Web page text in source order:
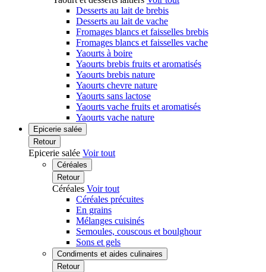
Desserts au lait de brebis
Desserts au lait de vache
Fromages blancs et faisselles brebis
Fromages blancs et faisselles vache
Yaourts à boire
Yaourts brebis fruits et aromatisés
Yaourts brebis nature
Yaourts chevre nature
Yaourts sans lactose
Yaourts vache fruits et aromatisés
Yaourts vache nature
Epicerie salée
Retour
Epicerie salée Voir tout
Céréales
Retour
Céréales Voir tout
Céréales précuites
En grains
Mélanges cuisinés
Semoules, couscous et boulghour
Sons et gels
Condiments et aides culinaires
Retour